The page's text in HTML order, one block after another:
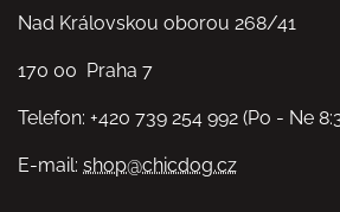
Nad Královskou oborou 268/41
170 00 Praha 7
Telefon: +420 739 254 992 (Po - Ne
E-mail: shop@chicdog.cz